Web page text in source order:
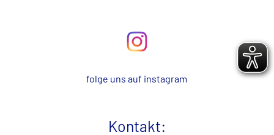
folge uns auf instagram
Kontakt: